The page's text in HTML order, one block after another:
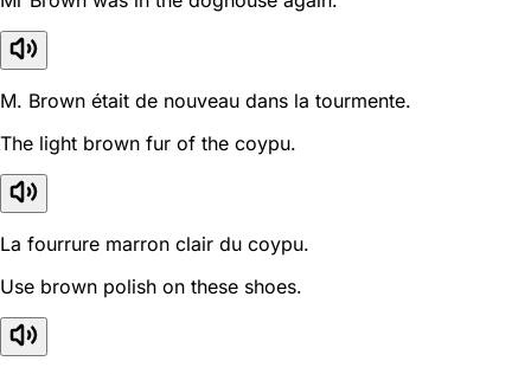
M. Brown était de nouveau dans la tourmente.
The light brown fur of the coypu.
La fourrure marron clair du coypu.
Use brown polish on these shoes.